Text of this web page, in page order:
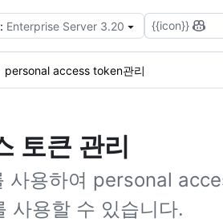
Enterprise Server 3.20 {{icon}}
personal access token관리
토큰 관리
사용하여 personal
사용할 수 있습니다.